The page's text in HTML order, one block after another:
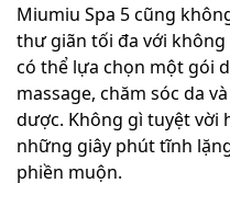
Miumiu Spa 5 cũng
thư giãn tối đa với
có thể lựa chọn một gói
massage, chăm sóc da
dược. Không gì tuyệt vời
những giây phút tĩnh
phiền muộn.